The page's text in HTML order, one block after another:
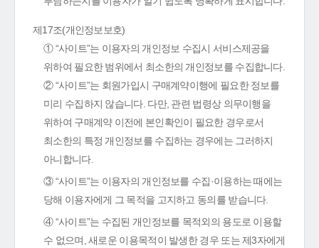
제17조(개인정보보호)
① “사이트”는 이용자의 개인정보 수집시 서비스제공을
위하여 필요한 범위에서 최소한의 개인정보를 수집합니다.
② “사이트”는 회원가입시 구매계약이행에 필요한 정보를
미리 수집하지 않습니다. 다만, 관련 법령상 의무이행을
위하여 구매계약 이전에 본인확인이 필요한 경우로서
최소한의 특정 개인정보를 수집하는 경우에는 그러하지
아니합니다.
③ “사이트”는 이용자의 개인정보를 수집·이용하는 때에는
당해 이용자에게 그 목적을 고지하고 동의를 받습니다.
④ “사이트”는 수집된 개인정보를 목적외의 용도로 이용할
수 없으며, 새로운 이용목적이 발생한 경우 또는 제3자에게